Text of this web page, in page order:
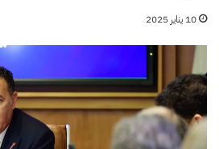
10 يناير 2025